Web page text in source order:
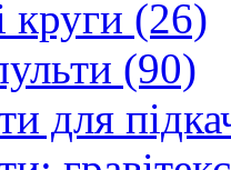
круги (26)
(90)
для